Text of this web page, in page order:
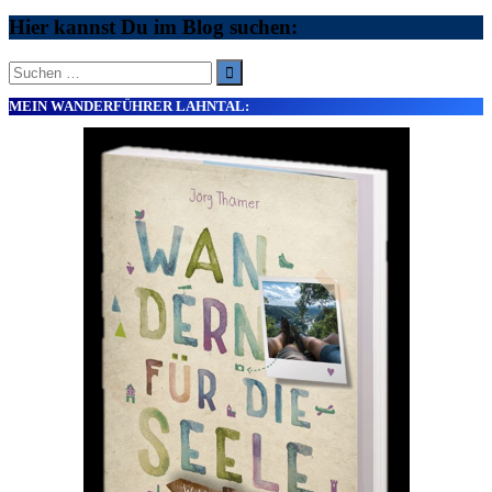
Hier kannst Du im Blog suchen:
Suche
nach:
MEIN WANDERFÜHRER LAHNTAL: